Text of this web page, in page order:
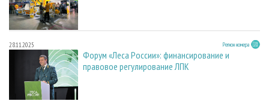
28.11.2025 Регион номера
Форум «Леса России»: финансирование и
правовое регулирование ЛПК